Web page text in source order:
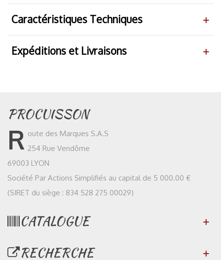
Caractéristiques Techniques
Expéditions et Livraisons
PROCUISSON
R oute des Marques S.A.S
254 Rue Vendôme
69003 LYON
Société Par Actions Simplifiés au capital de 5 000.00 €
(SIRET du siège : 834 528 275 00029)
CATALOGUE
RECHERCHE